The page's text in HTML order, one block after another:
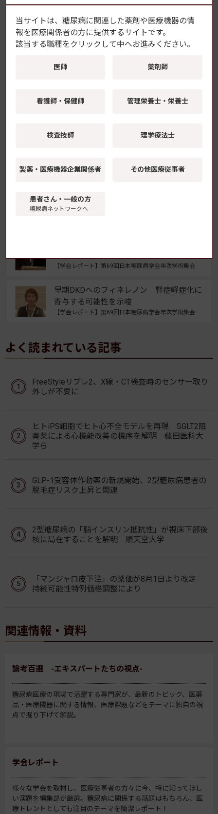
生活習慣病時代のクリニックDXという選
択肢
【医療DX サポートガイド】クリニックサポート編
週1回基礎インスリンの活用と展望 ―イコ
【学会レポート】第69回日本糖尿病学会年次学術集会
の意義 ―メタボ×ロコモの負のスパイラル
る糖代謝異常をいかに見逃さず、治療する
か―
【学会レポート】第69回日本糖尿病学会年次学術集会
早期DKDへのフィネレノン 腎症軽症化に
寄与する可能性を示唆
【学会レポート】第69回日本糖尿病学会年次学術集会
よく読まれている記事
FreeStyleリブレ2、X線・CT検査時のセンサー取り
外しが不要に
ヒトiPS細胞でヒト心不全モデルを再現 SGLT2阻
害薬による心機能改善の機序を解明 藤田医科大
学ら
GLP-1受容体作動薬の新規開始、2型糖尿病患者の
脱毛症リスク上昇と関連
2型糖尿病の「脳インスリン抵抗性」が視床下部後
核に局在することを解明 順天堂大学
「マンジャロ皮下注」の薬価が8月1日より改定
持続可能性特例価格調整により
関連情報・資料
論考百選 -エキスパートたちの視点-
糖尿病医療の現場で活躍する専門家が、最新のトピック、医薬
品・医療機器に関する情報、医療課題などをテーマに独自の視
点で掘り下げて解説。
学会レポート
様々な学会を取材し、医療従事者の方々に今、特に知ってほし
い演題を編集部が厳選。糖尿病に関係する話題はもちろん、医
療トレンドとしても注目のテーマを簡潔レポート！
当サイトは、糖尿病に関連した薬剤や医療機器の情
報を医療関係者の方に提供するサイトです。
該当する職種をクリックして中へお進みください。
医師 薬剤師
看護師・保健師 管理栄養士・栄養士
検査技師 理学療法士
製薬・医療機器企業関係者 その他医療従事者
患者さん・一般の方
糖尿病ネットワークへ